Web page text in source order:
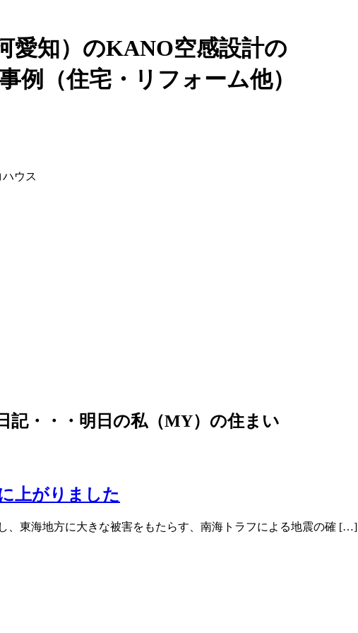
愛知）のKANO空感設計の
例（住宅・リフォーム他）
記・・・明日の私（MY）の住まい
上がりました
、東海地方に大きな被害をもたらす、南海トラフによる地震の確 […]